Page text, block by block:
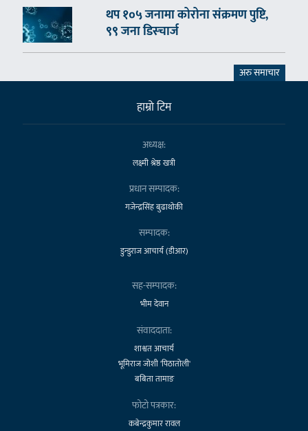
थप १०५ जनामा कोरोना संक्रमण पुष्टि,
९९ जना डिस्चार्ज
अरु समाचार
हाम्राे टिम
अध्यक्ष:
लक्ष्मी श्रेष्ठ खत्री
प्रधान सम्पादक:
गजेन्द्रसिंह बुढाथोकी
सम्पादक:
डुन्डुराज आचार्य (डीआर)
सह-सम्पादक:
भीम देवान
संवाददाता:
शाश्वत आचार्य
भूमिराज जोशी 'पिठातोली'
बबिता तामाङ
फोटो पत्रकार:
कबेन्द्रकुमार रावल